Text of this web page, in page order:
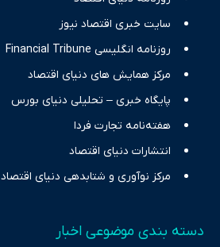
سایت خبری اقتصاد نیوز
روزنامه انگلیسی Financial Tribune
مرکز همایش های دنیای اقتصاد
پایگاه خبری – تحلیلی دنیای بورس
هفته‌نامه تجارت فردا
انتشارات دنیای اقتصاد
مرکز نوآوری و شتابدهی دنیای اقتصاد
دسته بندی موضوعی اخبار